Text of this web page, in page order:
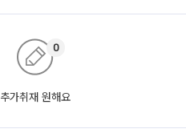
추가취재 원해요
0